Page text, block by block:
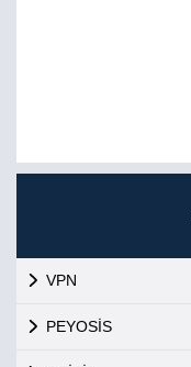
VPN
PEYOSİS